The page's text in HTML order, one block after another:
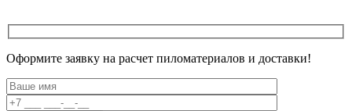
Оформите заявку на расчет пиломатериалов и доставки!